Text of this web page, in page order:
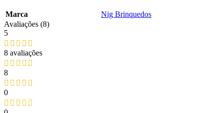
Marca
‎Nig Brinquedos
Avaliações (8)
5
8 avaliações
8
0